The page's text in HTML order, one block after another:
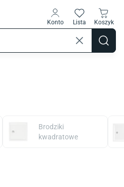
Konto Lista Koszyk
Brodziki
kwadratowe